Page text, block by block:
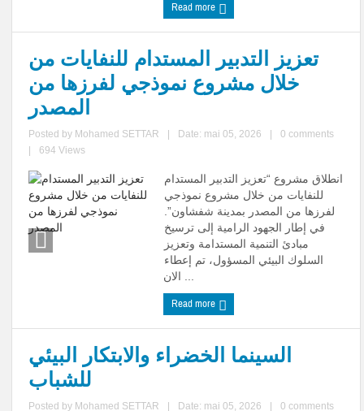
Read more
تعزيز التدبير المستدام للنفايات من
خلال مشروع نموذجي لفرزها من
المصدر
Posted by Mohamed SETTAR Date: mai 05, 2026
0 comments
694 Views
انطلاق مشروع “تعزيز التدبير المستدام
للنفايات من خلال مشروع نموذجي
لفرزها من المصدر بمدينة شفشاون”.
في إطار الجهود الرامية إلى ترسيخ
مبادئ التنمية المستدامة وتعزيز
السلوك البيئي المسؤول، تم إعطاء
Read more
السينما الخضراء والابتكار البيئي
للشباب
Posted by Mohamed SETTAR Date: mai 05, 2026
0 comments